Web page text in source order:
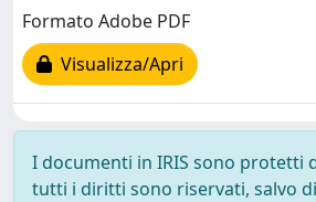
Formato Adobe PDF
Visualizza/Apri
I documenti in IRIS sono protetti
tutti i diritti sono riservati, salvo